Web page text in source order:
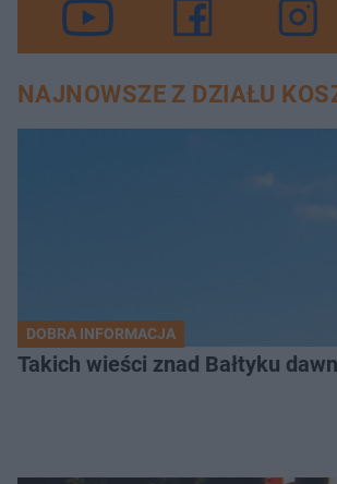
NAJNOWSZE Z DZIAŁU
DOBRA INFORMACJA
Takich wieści znad Bałtyku